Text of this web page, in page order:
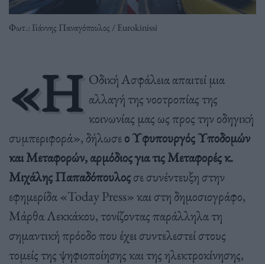
Φωτ.: Γιάννης Παναγόπουλος / Eurokinissi
«Η Οδική Ασφάλεια απαιτεί μια
αλλαγή της νοοτροπίας της
κοινωνίας μας ως προς την οδηγική
συμπεριφορά», δήλωσεο Υφυπουργός Υποδομών
και Μεταφορών, αρμόδιος για τις Μεταφορές κ.
Μιχάλης Παπαδόπουλοςσε συνέντευξη στην
εφημερίδα «Today Press» και στη δημοσιογράφο,
Μάρθα Λεκκάκου, τονίζοντας παράλληλα τη
σημαντική πρόοδο που έχει συντελεστεί στους
τομείς της ψηφιοποίησης και της ηλεκτροκίνησης,